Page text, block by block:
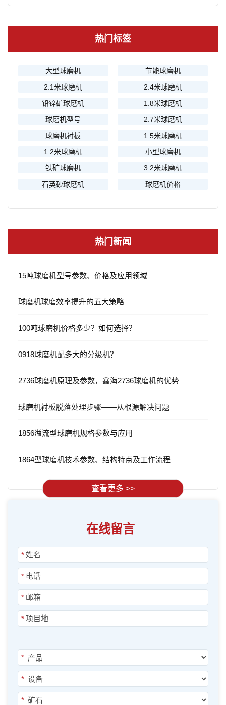
热门标签
大型球磨机
节能球磨机
2.1米球磨机
2.4米球磨机
铅锌矿球磨机
1.8米球磨机
球磨机型号
2.7米球磨机
球磨机衬板
1.5米球磨机
1.2米球磨机
小型球磨机
铁矿球磨机
3.2米球磨机
石英砂球磨机
球磨机价格
热门新闻
15吨球磨机型号参数、价格及应用领域
球磨机球磨效率提升的五大策略
100吨球磨机价格多少？如何选择？
0918球磨机配多大的分级机？
2736球磨机原理及参数，鑫海2736球磨机的优势
球磨机衬板脱落处理步骤——从根源解决问题
1856溢流型球磨机规格参数与应用
1864型球磨机技术参数、结构特点及工作流程
查看更多 >>
在线留言
*
*
*
*
*
*
*